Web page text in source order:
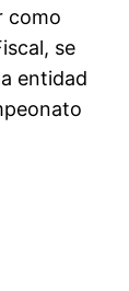
como
se
entidad